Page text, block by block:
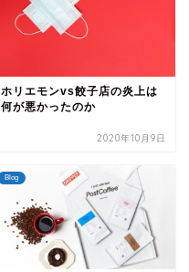
ホリエモンvs餃子店の炎上は
何が悪かったのか
2020年10月9日
Blog